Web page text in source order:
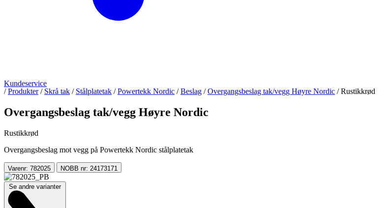
Kundeservice
/ Produkter / Skrå tak / Stålplatetak / Powertekk Nordic / Beslag / Overgangsbeslag tak/vegg Høyre Nordic / Rustikkrød
Overgangsbeslag tak/vegg Høyre Nordic
Rustikkrød
Overgangsbeslag mot vegg på Powertekk Nordic stålplatetak
Varenr: 782025 NOBB nr: 24173171
Se andre varianter